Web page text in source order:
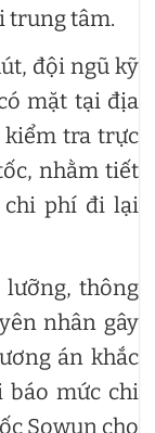
trung tâm.
đội ngũ kỹ
mặt tại địa
kiểm tra trực
nhằm tiết
chi phí đi lại
thông
nhân gây
án khắc
báo mức chi
Sowun cho